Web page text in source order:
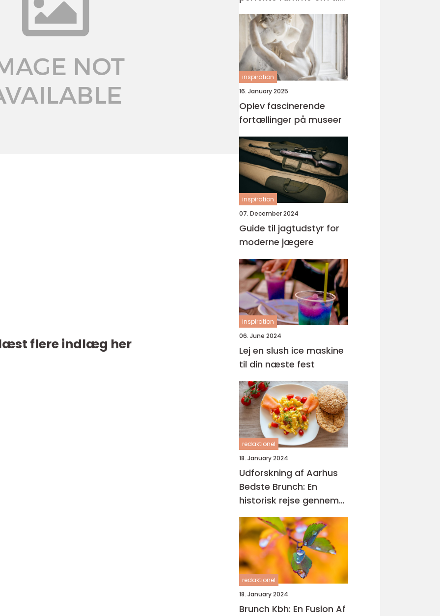
flere indlæg her
fest
inspiration
16. January 2025
Oplev fascinerende
fortællinger på museer
inspiration
07. December 2024
Guide til jagtudstyr for
moderne jægere
inspiration
06. June 2024
Lej en slush ice maskine
til din næste fest
redaktionel
18. January 2024
Udforskning af Aarhus
Bedste Brunch: En
historisk rejse gennem
gastronomisk
mangfoldighed
redaktionel
18. January 2024
Brunch Kbh: En Fusion Af